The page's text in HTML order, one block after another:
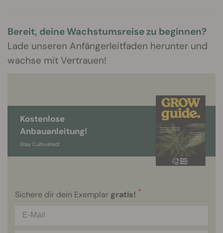
Bereit, deine Wachstumsreise zu beginnen?
Lade unseren Anfängerleitfaden herunter und
wachse mit Vertrauen!
Kostenlose
Anbauanleitung!
Stay Cultivated!
Sichere dir dein Exemplar gratis! *